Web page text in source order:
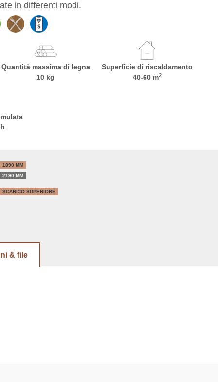
in differenti modi.
Quantità massima di legna
10 kg
Superficie di riscaldamento
40-60 m2
1890 MM
2190 MM
SCARICO SUPERIORE
& file